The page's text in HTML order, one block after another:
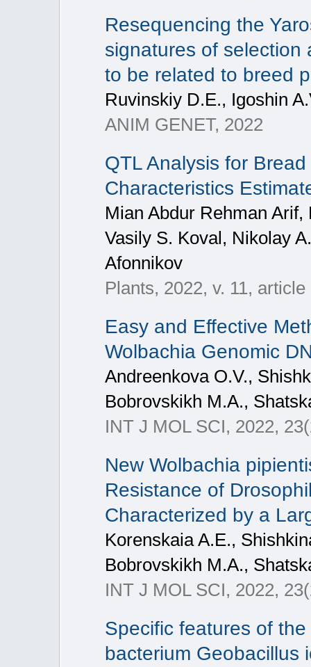
Resequencing the
signatures of selection
to be related to breed
Ruvinskiy D.E., Igoshin
ANIM GENET, 2022
QTL Analysis for
Characteristics
Mian Abdur Rehman
Vasily S. Koval, Nikolay
Afonnikov
Plants, 2022, v. 11, article
Easy and Effective
Wolbachia Genomic
Andreenkova O.V.,
Bobrovskikh M.A.,
INT J MOL SCI, 2022,
New Wolbachia
Resistance of
Characterized by a
Korenskaia A.E.,
Bobrovskikh M.A.,
INT J MOL SCI, 2022,
Specific features of
bacterium Geobacillus